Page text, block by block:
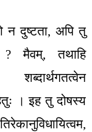
न दुष्टता, अपि तु
?मैवम्,तथाहि
। इह तु दोषस्य
,